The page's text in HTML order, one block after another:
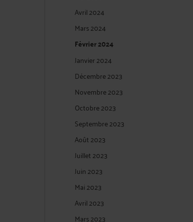
Avril 2024
Mars 2024
Février 2024
Janvier 2024
Décembre 2023
Novembre 2023
Octobre 2023
Septembre 2023
Août 2023
Juillet 2023
Juin 2023
Mai 2023
Avril 2023
Mars 2023